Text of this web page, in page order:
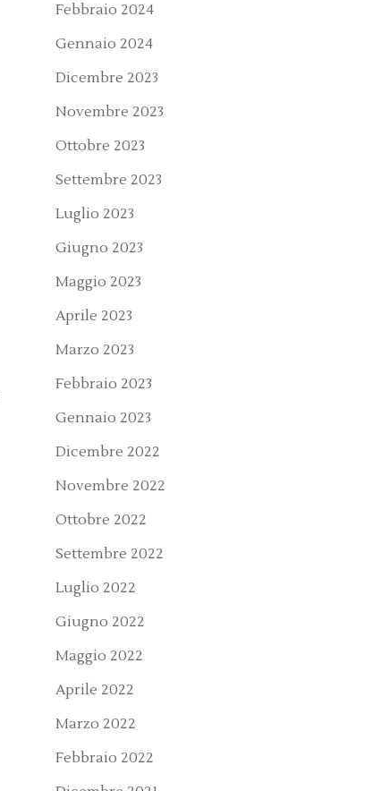
Febbraio 2024
Gennaio 2024
Dicembre 2023
Novembre 2023
Ottobre 2023
Settembre 2023
Luglio 2023
Giugno 2023
Maggio 2023
Aprile 2023
Marzo 2023
Febbraio 2023
Gennaio 2023
Dicembre 2022
Novembre 2022
Ottobre 2022
Settembre 2022
Luglio 2022
Giugno 2022
Maggio 2022
Aprile 2022
Marzo 2022
Febbraio 2022